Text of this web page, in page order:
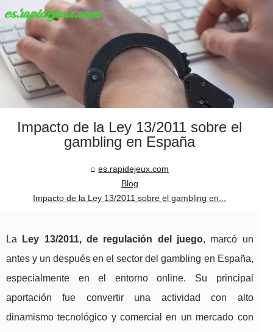
Impacto de la Ley 13/2011 sobre el
gambling en España
es.rapidejeux.com
Blog
Impacto de la Ley 13/2011 sobre el gambling en...
La Ley 13/2011, de regulación del juego, marcó un
antes y un después en el sector del gambling en España,
especialmente en el entorno online. Su principal
aportación fue convertir una actividad con alto
dinamismo tecnológico y comercial en un mercado con